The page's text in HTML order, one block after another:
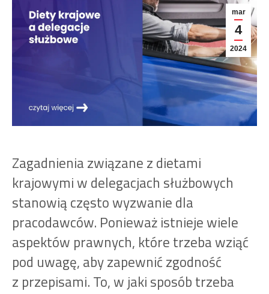
mar
4
2024
Zagadnienia związane z dietami
krajowymi w delegacjach służbowych
stanowią często wyzwanie dla
pracodawców. Ponieważ istnieje wiele
aspektów prawnych, które trzeba wziąć
pod uwagę, aby zapewnić zgodność
z przepisami. To, w jaki sposób trzeba